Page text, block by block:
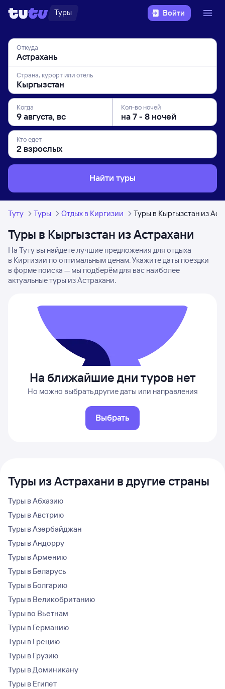
Туры Войти
Откуда
Страна, курорт или отель
Когда Кол-во ночей
Кто едет
Найти туры
Туту Туры Отдых в Киргизии Туры в Кыргызстан из
Туры в Кыргызстан из Астрахани
На Туту вы найдете лучшие предложения для отдыха
в Киргизии по оптимальным ценам. Укажите даты поездки
в форме поиска — мы подберём для вас наиболее
актуальные туры из Астрахани.
На ближайшие дни туров нет
Но можно выбрать другие даты или направления
Выбрать
Туры из Астрахани в другие страны
Туры в Абхазию
Туры в Австрию
Туры в Азербайджан
Туры в Андорру
Туры в Армению
Туры в Беларусь
Туры в Болгарию
Туры в Великобританию
Туры во Вьетнам
Туры в Германию
Туры в Грецию
Туры в Грузию
Туры в Доминикану
Туры в Египет